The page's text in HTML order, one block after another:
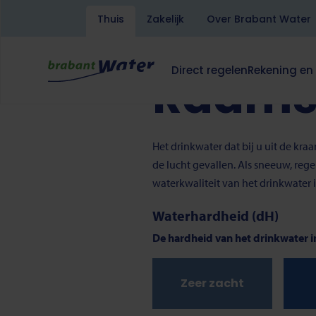
Hoofdnavigatie Direct regelen
Dit
deze
open
of
dicht.
Rekening
Dit
deze
open
of
dicht.
Thuis Zakelijk Over Brabant Water
Kruimelpad
Home Drinkwater
Het drinkwater dat bij u uit de
de lucht gevallen. Als sneeuw,
waterkwaliteit van het drinkwater
Waterhardheid (dH)
De hardheid van het drinkwater
Zeer zacht